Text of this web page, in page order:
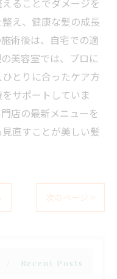
ることでダメージを
え、健康な髪の成長
術後は、自宅での適
美容室では、プロに
とりに合ったケア方
サポートしていま
店の最新メニューを
直すことが美しい髪
次のページ >
Recent Posts